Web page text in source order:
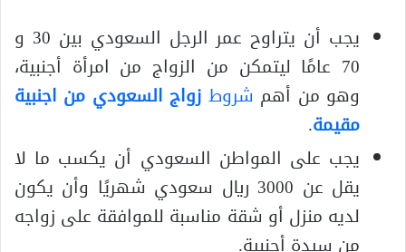
يجب أن يتراوح عمر الرجل السعودي بين 30 و
70 عامًا ليتمكن من الزواج من امرأة أجنبية،
وهو من أهم شروط زواج السعودي من اجنبية
مقيمة.
يجب على المواطن السعودي أن يكسب ما لا
يقل عن 3000 ريال سعودي شهريًا وأن يكون
لديه منزل أو شقة مناسبة للموافقة على زواجه
من سيدة أجنبية.